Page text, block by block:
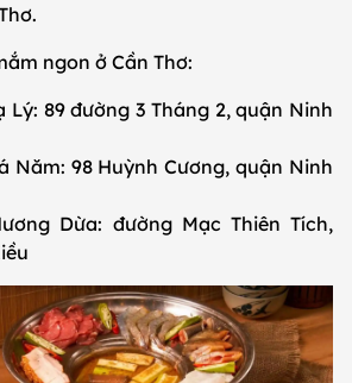
ngon ở Cần Thơ:
Lý: 89 đường 3 Tháng 2, quận Ninh
Năm: 98 Huỳnh Cương, quận Ninh
Dừa: đường Mạc Thiên Tích,